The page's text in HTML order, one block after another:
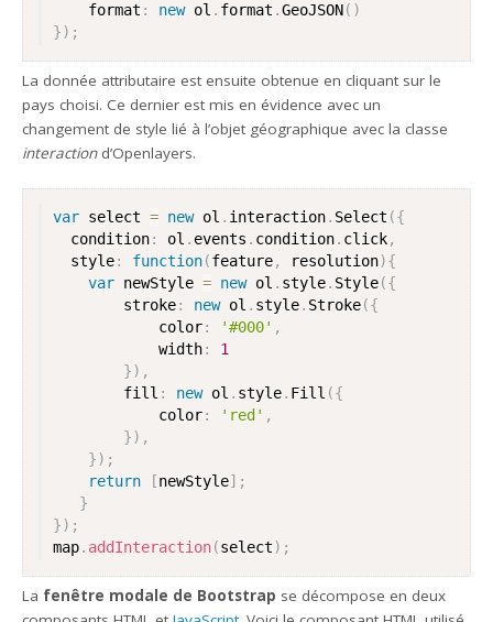
	format
: new ol . format .GeoJSON( )
}) ;
La donnée attributaire est ensuite obtenue en cliquant sur le
pays choisi. Ce dernier est mis en évidence avec un
changement de style lié à l’objet géographique avec la classe
interaction d’Openlayers.
var select = new ol . interaction. Select ({
  condition
: ol . events . condition. click,
  style
: function(feature, resolution){
var newStyle = new ol . style. Style({
		stroke
: new ol . style. Stroke({
			color
: '#000' ,
			width
:
1
}) ,
		fill
: new ol . style. Fill ({
			color
: 'red' ,
}) ,
}) ;
return
[newStyle] ;
}
}) ;
map. addInteraction(select) ;
La fenêtre modale de Bootstrap se décompose en deux